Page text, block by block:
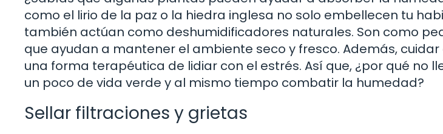
como el lirio de la paz o la hiedra inglesa no solo embellecen tu
también actúan como deshumidificadores naturales. Son como
que ayudan a mantener el ambiente seco y fresco. Además,
una forma terapéutica de lidiar con el estrés. Así que, ¿por qué no
un poco de vida verde y al mismo tiempo combatir la humedad?
Sellar filtraciones y grietas